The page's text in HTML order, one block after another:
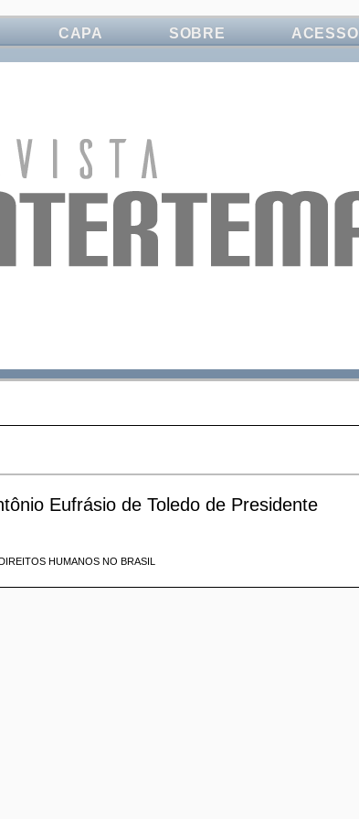
CAPA SOBRE ACESSO
Eufrásio de Toledo de Presidente
HUMANOS NO BRASIL